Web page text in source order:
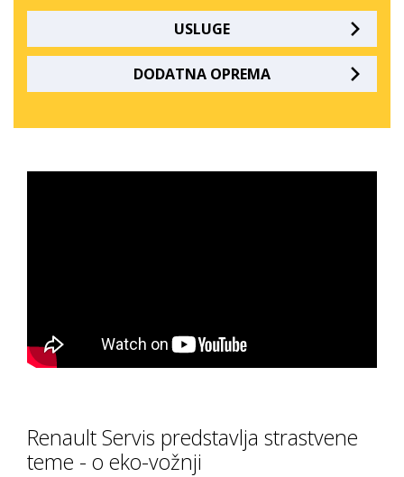
USLUGE
DODATNA OPREMA
Renault Servis predstavlja strastvene
teme - o eko-vožnji